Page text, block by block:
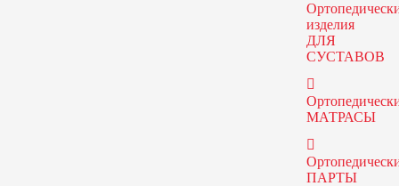
изделия
ДЛЯ
СУСТАВОВ
МАТРАСЫ
ПАРТЫ